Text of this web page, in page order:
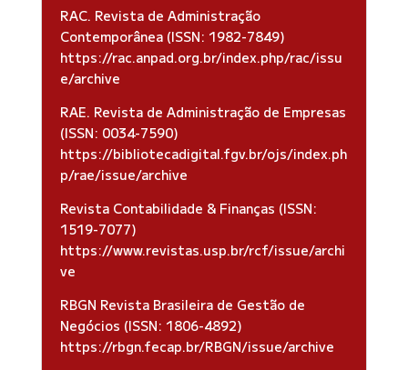
RAC. Revista de Administração
Contemporânea (ISSN: 1982-7849)
https://rac.anpad.org.br/index.php/rac/issu
e/archive
RAE. Revista de Administração de Empresas
(ISSN: 0034-7590)
https://bibliotecadigital.fgv.br/ojs/index.ph
p/rae/issue/archive
Revista Contabilidade & Finanças (ISSN:
1519-7077)
https://www.revistas.usp.br/rcf/issue/archi
ve
RBGN Revista Brasileira de Gestão de
Negócios (ISSN: 1806-4892)
https://rbgn.fecap.br/RBGN/issue/archive